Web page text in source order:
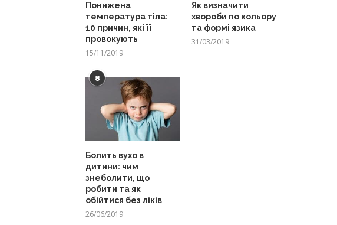
Понижена
температура тіла:
10 причин, які її
провокують
15/11/2019
Як визначити
хвороби по кольору
та формі язика
31/03/2019
8
Болить вухо в
дитини: чим
знеболити, що
робити та як
обійтися без ліків
26/06/2019